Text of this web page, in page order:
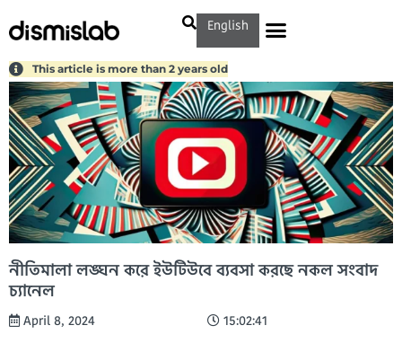
English
This article is more than 2 years old
নীতিমালা লঙ্ঘন করে ইউটিউবে ব্যবসা করছে নকল সংবাদ
চ্যানেল
April 8, 2024 15:02:41